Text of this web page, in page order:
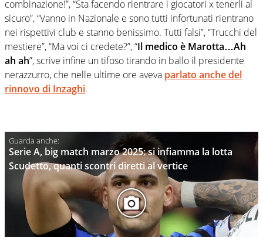
combinazione!”, “Sta facendo rientrare i giocatori x tenerli al
sicuro”, “Vanno in Nazionale e sono tutti infortunati rientrano
nei rispettivi club e stanno benissimo. Tutti falsi”, “Trucchi del
mestiere”, “Ma voi ci credete?”, “Il medico è Marotta…Ah
ah ah”, scrive infine un tifoso tirando in ballo il presidente
nerazzurro, che nelle ultime ore aveva parlato anche del
rinnovo di Inzaghi.
Serie A, big match marzo 2025: si infiamma la lotta
Scudetto, quanti scontri diretti al vertice